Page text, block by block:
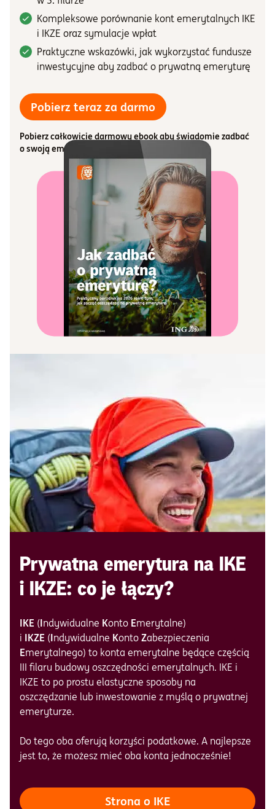
Kompleksowe porównanie kont emerytalnych IKE
i IKZE oraz symulacje wpłat
Praktyczne wskazówki, jak wykorzystać fundusze
inwestycyjne aby zadbać o prywatną emeryturę
Pobierz teraz za darmo darmowy ebook
Pobierz całkowicie darmowy ebook aby świadomie zadbać
o swoją emeryturę!
Prywatna emerytura na IKE
i IKZE: co je łączy?
IKE (Indywidualne Konto Emerytalne)
i IKZE (Indywidualne Konto Zabezpieczenia
Emerytalnego) to konta emerytalne będące częścią
III filaru budowy oszczędności emerytalnych. IKE i
IKZE to po prostu elastyczne sposoby na
oszczędzanie lub inwestowanie z myślą o prywatnej
emeryturze.
Do tego oba oferują korzyści podatkowe. A najlepsze
jest to, że możesz mieć oba konta jednocześnie!
Strona o IKE